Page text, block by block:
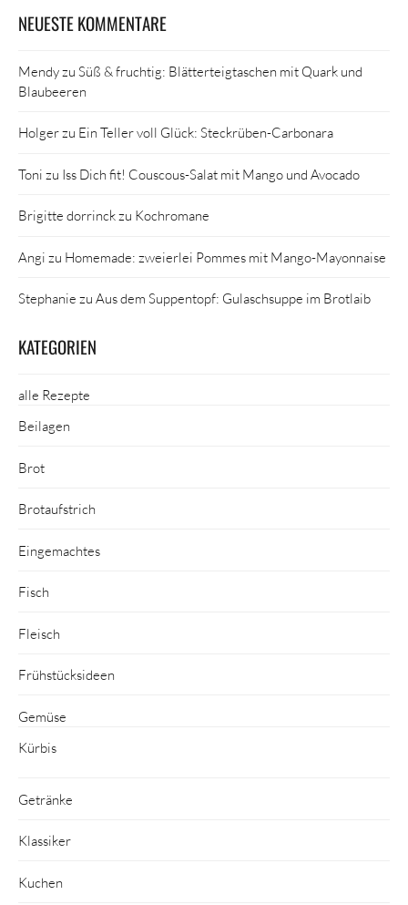
NEUESTE KOMMENTARE
Mendyzu Süß & fruchtig: Blätterteigtaschen mit Quark und
Blaubeeren
Holgerzu Ein Teller voll Glück: Steckrüben-Carbonara
Toni zu Iss Dich fit! Couscous-Salat mit Mango und Avocado
Brigitte dorrinckzu Kochromane
Angi zu Homemade: zweierlei Pommes mit Mango-Mayonnaise
Stephanie zu Aus dem Suppentopf: Gulaschsuppe im Brotlaib
KATEGORIEN
alle Rezepte
Beilagen
Brot
Brotaufstrich
Eingemachtes
Fisch
Fleisch
Frühstücksideen
Gemüse
Kürbis
Getränke
Klassiker
Kuchen